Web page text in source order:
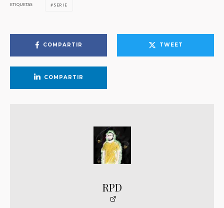
ETIQUETAS SERIE
COMPARTIR TWEET
COMPARTIR
RPD